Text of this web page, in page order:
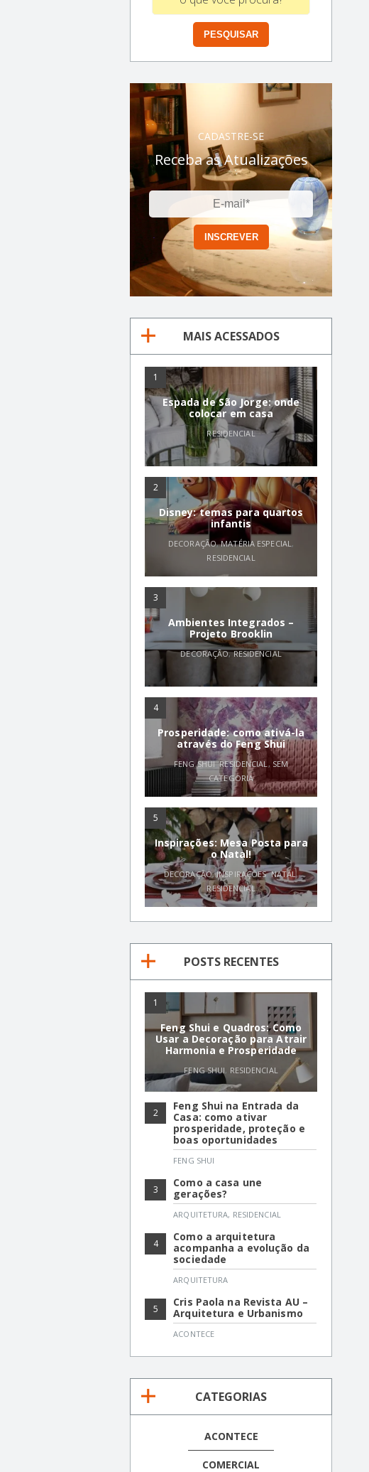
CADASTRE-SE
Receba as Atualizações
MAIS ACESSADOS
1
Espada de São Jorge: onde
colocar em casa
RESIDENCIAL
2
Disney: temas para quartos
infantis
DECORAÇÃO,MATÉRIA ESPECIAL,
RESIDENCIAL
3
Ambientes Integrados –
Projeto Brooklin
DECORAÇÃO,RESIDENCIAL
4
Prosperidade: como ativá-la
através do Feng Shui
FENG SHUI,RESIDENCIAL, SEM
CATEGORIA
5
Inspirações: Mesa Posta para
o Natal!
DECORAÇÃO,INSPIRAÇÕES,NATAL,
RESIDENCIAL
POSTS RECENTES
1
Feng Shui e Quadros: Como
Usar a Decoração para Atrair
Harmonia e Prosperidade
FENG SHUI, RESIDENCIAL
2
Feng Shui na Entrada da
Casa: como ativar
prosperidade, proteção e
boas oportunidades
FENG SHUI
3
Como a casa une
gerações?
ARQUITETURA, RESIDENCIAL
4
Como a arquitetura
acompanha a evolução da
sociedade
ARQUITETURA
5
Cris Paola na Revista AU –
Arquitetura e Urbanismo
ACONTECE
CATEGORIAS
ACONTECE
COMERCIAL